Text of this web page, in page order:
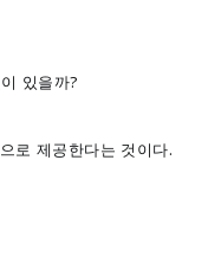
있을까?
로 제공한다는 것이다.